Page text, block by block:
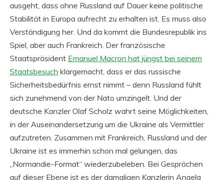
ausgeht, dass ohne Russland auf Dauer keine politische
Stabilität in Europa aufrecht zu erhalten ist. Es muss also
Verständigung her. Und da kommt die Bundesrepublik ins
Spiel, aber auch Frankreich. Der französische
Staatspräsident Emanuel Macron hat jüngst bei seinem
Staatsbesuch klargemacht, dass er das russische
Sicherheitsbedürfnis ernst nimmt – denn Russland fühlt
sich zunehmend von der Nato umzingelt. Und der
deutsche Kanzler Olaf Scholz wahrt seine Möglichkeiten,
in der Auseinandersetzung um die Ukraine als Vermittler
aufzutreten. Zusammen mit Frankreich, Russland und der
Ukraine ist es immerhin schon mal gelungen, das
„Normandie-Format“ wiederzubeleben. Bei Gesprächen
auf dieser Ebene ist es der damaligen Kanzlerin Angela